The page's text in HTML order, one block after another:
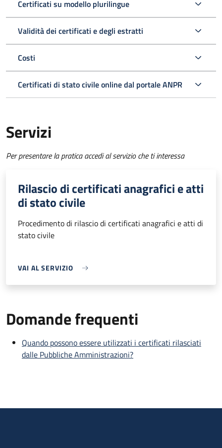
Certificati su modello plurilingue
Validità dei certificati e degli estratti
Costi
Certificati di stato civile online dal portale ANPR
Servizi
Per presentare la pratica accedi al servizio che ti interessa
Rilascio di certificati anagrafici e atti
di stato civile
Procedimento di rilascio di certificati anagrafici e atti di
stato civile
VAI AL SERVIZIO
Domande frequenti
Quando possono essere utilizzati i certificati rilasciati
dalle Pubbliche Amministrazioni?